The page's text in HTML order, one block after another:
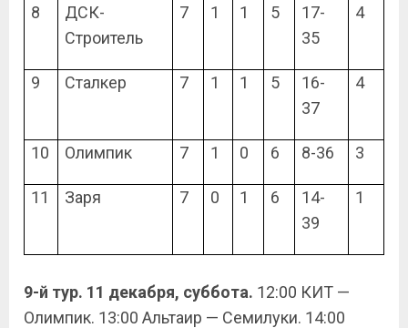
8
ДСК-
Строитель
7 1 1 5
17-
35
4
9 Сталкер 7 1 1 5
16-
37
4
10 Олимпик 7 1 0 6 8-36 3
11 Заря 7 0 1 6
14-
39
1
9-й тур. 11 декабря, суббота. 12:00 КИТ —
Олимпик. 13:00 Альтаир — Семилуки. 14:00